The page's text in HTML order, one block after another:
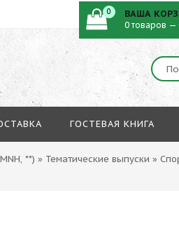
0 ВАША
0 товаров —
ГОСТЕВАЯ КНИГА
**) » Тематические выпуски »